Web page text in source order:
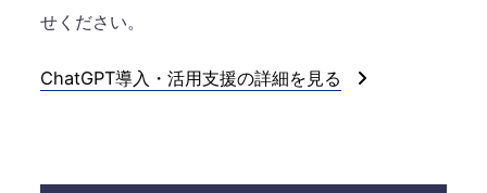
せください。
ChatGPT導入・活用支援の詳細を見る